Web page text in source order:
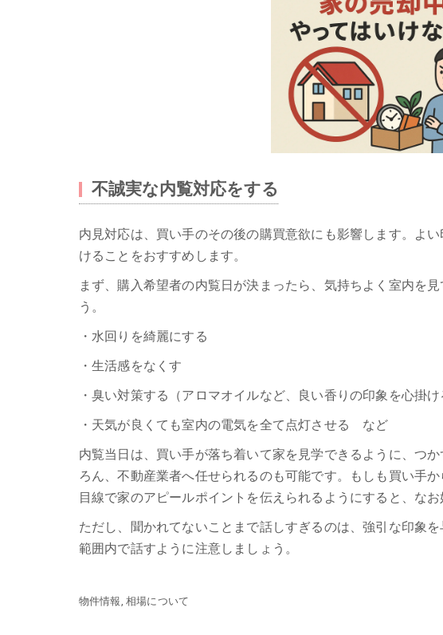
不誠実な内覧対応をする
内見対応は、買い手のその後の購買意欲にも影響します。よ
けることをおすすめします。
まず、購入希望者の内覧日が決まったら、気持ちよく室内を
う。
・水回りを綺麗にする
・生活感をなくす
・臭い対策する（アロマオイルなど、良い香りの印象を心掛
・天気が良くても室内の電気を全て点灯させる など
内覧当日は、買い手が落ち着いて家を見学できるように、つ
ろん、不動産業者へ任せられるのも可能です。もしも買い手
目線で家のアピールポイントを伝えられるようにすると、なお
ただし、聞かれてないことまで話しすぎるのは、強引な印象
範囲内で話すように注意しましょう。
物件情報 相場について